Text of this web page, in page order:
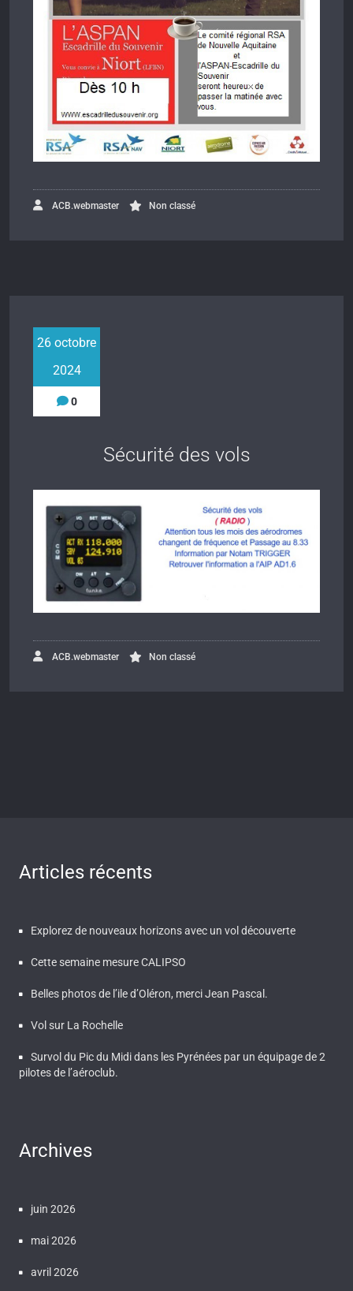
ACB.webmaster Non classé
26 octobre
2024
0
Sécurité des vols
ACB.webmaster Non classé
Articles récents
Explorez de nouveaux horizons avec un vol découverte
Cette semaine mesure CALIPSO
Belles photos de l’ile d’Oléron, merci Jean Pascal.
Vol sur La Rochelle
Survol du Pic du Midi dans les Pyrénées par un équipage de 2
pilotes de l’aéroclub.
Archives
juin 2026
mai 2026
avril 2026